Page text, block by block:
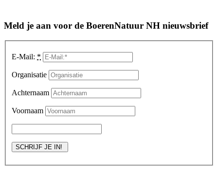
Meld je aan voor de BoerenNatuur NH nieuwsbrief
E-Mail: *
Organisatie
Achternaam
Voornaam